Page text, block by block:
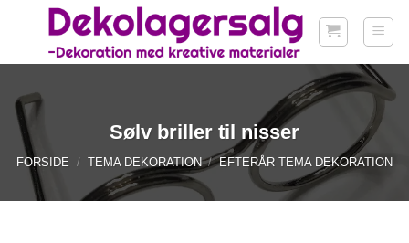
Sølv briller til nisser
FORSIDE / TEMA DEKORATION / EFTERÅR TEMA DEKORATION